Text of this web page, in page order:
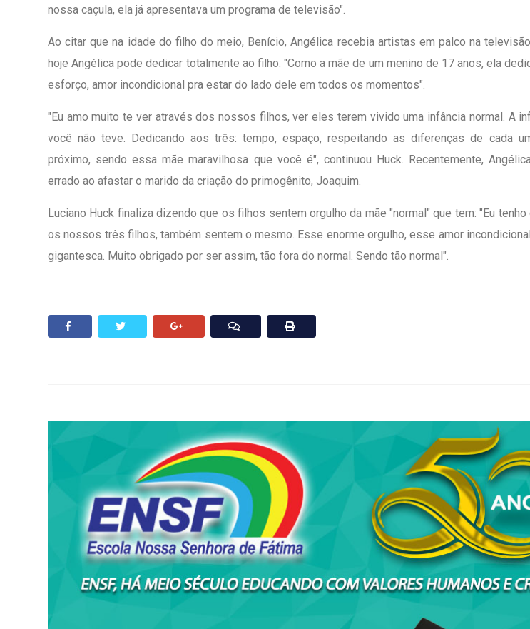
nossa caçula, ela já apresentava um programa de televisão".
Ao citar que na idade do filho do meio, Benício, Angélica recebia artistas em palco na
hoje Angélica pode dedicar totalmente ao filho: "Como a mãe de um menino de 17 anos, ela
esforço, amor incondicional pra estar do lado dele em todos os momentos".
"Eu amo muito te ver através dos nossos filhos, ver eles terem vivido uma infância normal. A
você não teve. Dedicando aos três: tempo, espaço, respeitando as diferenças de cada
próximo, sendo essa mãe maravilhosa que você é", continuou Huck. Recentemente,
errado ao afastar o marido da criação do primogênito, Joaquim.
Luciano Huck finaliza dizendo que os filhos sentem orgulho da mãe "normal" que tem: "Eu
os nossos três filhos, também sentem o mesmo. Esse enorme orgulho, esse amor
gigantesca. Muito obrigado por ser assim, tão fora do normal. Sendo tão normal".
01 JUL 2018